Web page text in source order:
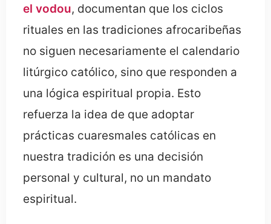
el vodou, documentan que los ciclos
rituales en las tradiciones afrocaribeñas
no siguen necesariamente el calendario
litúrgico católico, sino que responden a
una lógica espiritual propia. Esto
refuerza la idea de que adoptar
prácticas cuaresmales católicas en
nuestra tradición es una decisión
personal y cultural, no un mandato
espiritual.